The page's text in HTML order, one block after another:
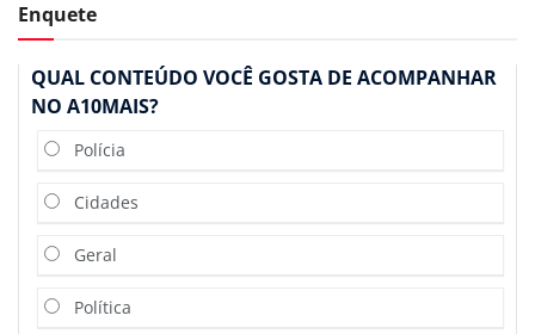
Enquete
QUAL CONTEÚDO VOCÊ GOSTA DE ACOMPANHAR
NO A10MAIS?
Polícia
Cidades
Geral
Política